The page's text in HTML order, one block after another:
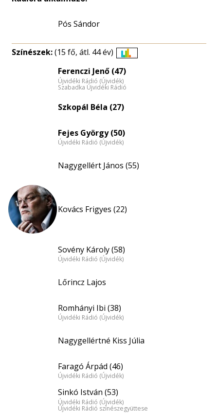
Pós Sándor
Színészek:(15 fő, átl. 44 év)
Ferenczi Jenő (47)
Újvidéki Rádió (Újvidék)
Szabadka Újvidéki Rádió
Szkopál Béla (27)
Fejes György (50)
Újvidéki Rádió (Újvidék)
Nagygellért János (55)
Kovács Frigyes (22)
Sovény Károly (58)
Újvidéki Rádió (Újvidék)
Lőrincz Lajos
Romhányi Ibi (38)
Újvidéki Rádió (Újvidék)
Nagygellértné Kiss Júlia
Faragó Árpád (46)
Újvidéki Rádió (Újvidék)
Sinkó István (53)
Újvidéki Rádió (Újvidék)
Újvidéki Rádió színészegyüttese